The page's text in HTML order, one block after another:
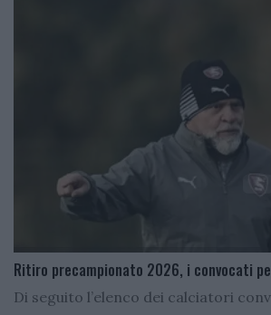
Ritiro precampionato 2026, i convocati
Di seguito l’elenco dei calciatori